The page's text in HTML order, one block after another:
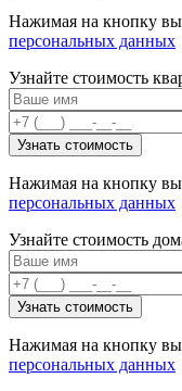
Нажимая на кнопку вы
персональных данных
Узнайте стоимость
Нажимая на кнопку вы
персональных данных
Узнайте стоимость
Нажимая на кнопку вы
персональных данных